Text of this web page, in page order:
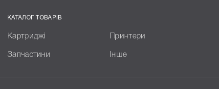
КАТАЛОГ ТОВАРІВ
Картриджі Принтери
Запчастини Інше